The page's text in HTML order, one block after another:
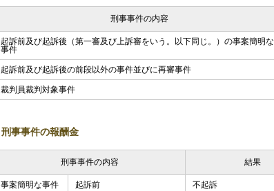
刑事事件の内容
起訴前及び起訴後（第一審及び上訴審をいう。以下同じ。）の事案簡明な
事件
起訴前及び起訴後の前段以外の事件並びに再審事件
裁判員裁判対象事件
刑事事件の報酬金
刑事事件の内容 結果
事案簡明な事件 起訴前 不起訴